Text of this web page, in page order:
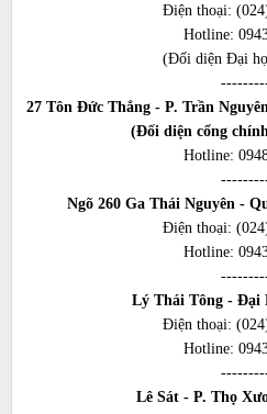
Điện thoại:
Hotline:
(Đối diện Đại
27 Tôn Đức Thắng - P. Trần
(Đối diện cổng
Hotline:
Ngõ 260 Ga Thái Nguyên -
Điện thoại:
Hotline:
Lý Thái Tông - Đại
Điện thoại:
Hotline:
Lê Sát - P. Thọ